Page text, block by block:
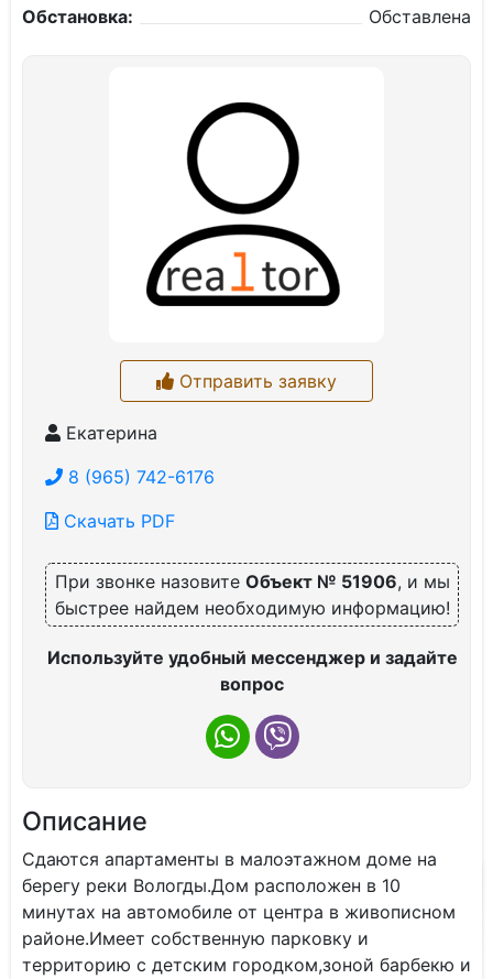
Обстановка:
Обставлена
Отправить заявку
Екатерина
8 (965) 742-6176
Скачать PDF
При звонке назовите Объект № 51906, и мы
быстрее найдем необходимую информацию!
Используйте удобный мессенджер и задайте
вопрос
Описание
Сдаются апартаменты в малоэтажном доме на
берегу реки Вологды.Дом расположен в 10
минутах на автомобиле от центра в живописном
районе.Имеет собственную парковку и
территорию с детским городком,зоной барбекю и